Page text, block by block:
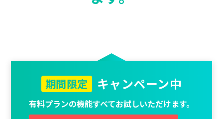
期間限定 キャンペーン中
有料プランの機能すべてお試しいただけます。